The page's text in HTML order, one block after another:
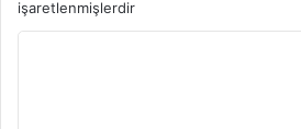
işaretlenmişlerdir